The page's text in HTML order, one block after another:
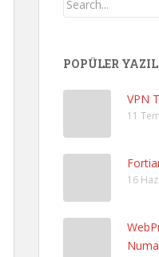
POPÜLER
VPN
11
16